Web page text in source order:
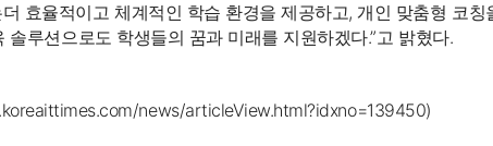
효율적이고 체계적인 학습 환경을 제공하고, 개인 맞춤형 코
솔루션으로도 학생들의 꿈과 미래를 지원하겠다.”고 밝혔다.
news/articleView.html?idxno=139450)